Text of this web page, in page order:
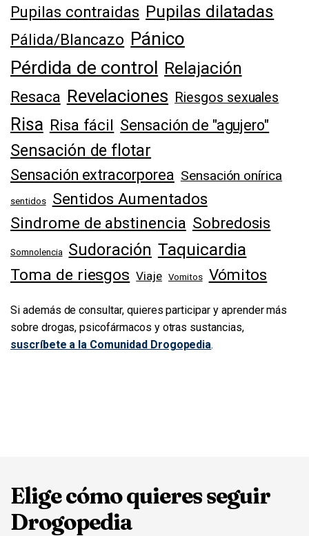
Pupilas contraidas Pupilas dilatadas
Pálida/Blancazo Pánico
Pérdida de control Relajación
Resaca Revelaciones Riesgos sexuales
Risa Risa fácil Sensación de "agujero"
Sensación de flotar
Sensación extracorporea Sensación onírica
sentidos Sentidos Aumentados
Sindrome de abstinencia Sobredosis
Somnolencia Sudoración Taquicardia
Toma de riesgos Viaje Vomitos Vómitos
Si además de consultar, quieres participar y aprender más
sobre drogas, psicofármacos y otras sustancias,
suscríbete a la Comunidad Drogopedia.
Elige cómo quieres seguir
Drogopedia